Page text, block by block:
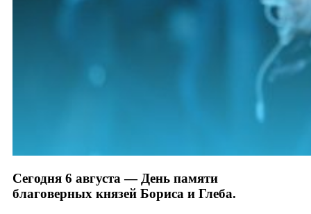
Сегодня 6 августа — День памяти
благоверных князей Бориса и Глеба.